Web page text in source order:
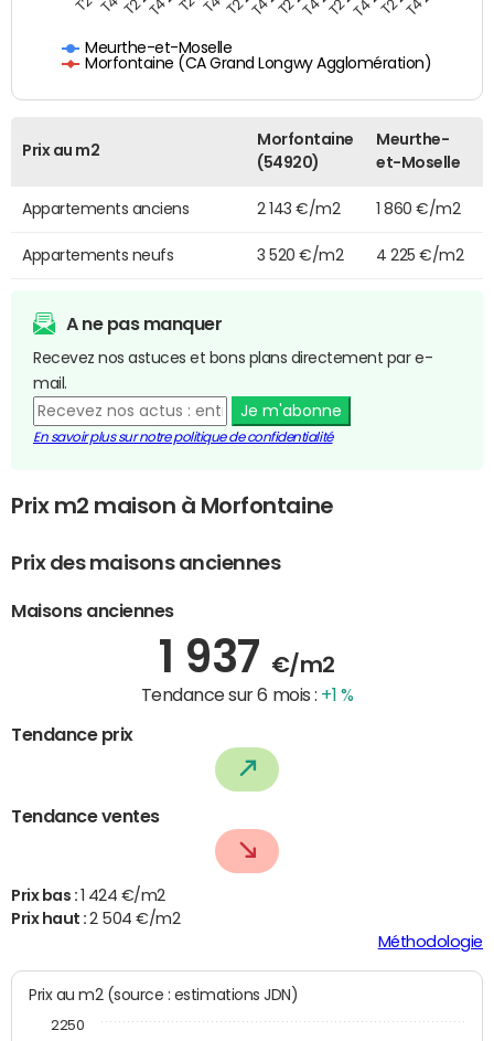
Meurthe-et-Moselle
Morfontaine (CA Grand Longwy Agglomération)
Prix au m2
Morfontaine
(54920)
Meurthe-
et-Moselle
Appartements anciens 2 143 €/m2 1 860 €/m2
Appartements neufs 3 520 €/m2 4 225 €/m2
A ne pas manquer
Recevez nos astuces et bons plans directement par e-
mail.
Je m'abonne
En savoir plus sur notre politique de confidentialité
Prix m2 maison à Morfontaine
Prix des maisons anciennes
Maisons anciennes
1 937 €/m2
Tendance sur 6 mois : +1 %
Tendance prix
Tendance ventes
Prix bas : 1 424 €/m2
Prix haut :2 504 €/m2
Méthodologie
Prix au m2 (source : estimations JDN)
2250